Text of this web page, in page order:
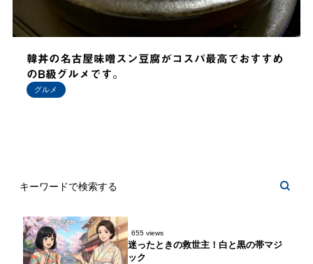
韓丼の名古屋味噌スン豆腐がコスパ最高でおすすめ
のB級グルメです。
グルメ
655 views
迷ったときの救世主！白と黒の帯マジ
ック